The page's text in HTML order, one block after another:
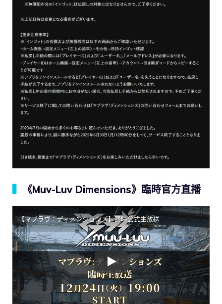
《Muv-Luv Dimensions》臨時官方直播
【マブラヴ：ディメンションズ】臨時公式生放送